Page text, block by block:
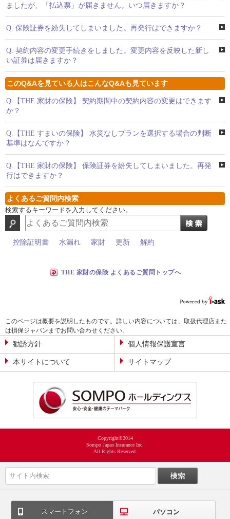
ましたが、「払込票」が届きません。いつ届きますか？
Q. 保険証券を紛失してしまいました。再発行はできますか？
Q. 契約内容の変更手続きをしました。変更内容を反映した新し
い証券は届きますか？
このQ&Aを見ている人はこんなQ&Aも見ています
Q. 【THE 家財の保険】 契約期間中の契約内容の変更はできます
か？
Q. 【THE すまいの保険】 水災なしプランを選択する場合の判断
基準はなんですか？
Q. 【THE 家財の保険】 保険証券を紛失してしまいました。再発
行はできますか？
よくあるご質問内検索
検索するキーワードを入力してください。
控除証明書 水漏れ 家財 更新 解約
THE 家財の保険 よくあるご質問トップへ
このページは概要を説明したものです。詳しい内容については、取扱代理店また
は損保ジャパンまでお問い合わせください。
勧誘方針 個人情報保護宣言
本サイトについて サイトマップ
Copyright©2014
Sompo Japan Insurance Inc.
All Rights Reserved.
スマートフォン パソコン